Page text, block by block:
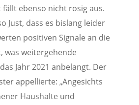
ebenso nicht rosig aus.
Just, dass es bislang leider
positiven Signale an die
was weitergehende
Jahr 2021 anbelangt. Der
appellierte: „Angesichts
Haushalte und